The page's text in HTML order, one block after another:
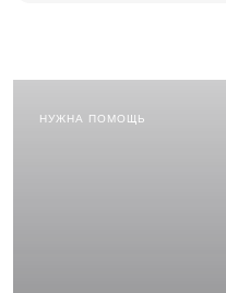
НУЖНА ПОМОЩЬ